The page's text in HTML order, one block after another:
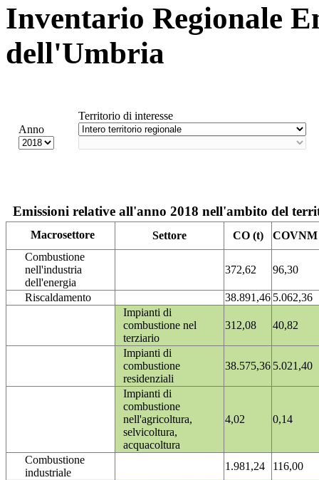
Inventario Regionale
dell'Umbria
Anno
Territorio di interesse
Emissioni relative all'anno 2018 nell'ambito del
Macrosettore Settore CO (t)
COVNM
Combustione
nell'industria
dell'energia
372,62 96,30
Riscaldamento 38.891,46 5.062,36
Impianti di
combustione nel
terziario
312,08 40,82
Impianti di
combustione
residenziali
38.575,36 5.021,40
Impianti di
combustione
nell'agricoltura,
selvicoltura,
acquacoltura
4,02 0,14
Combustione
industriale
1.981,24
116,00